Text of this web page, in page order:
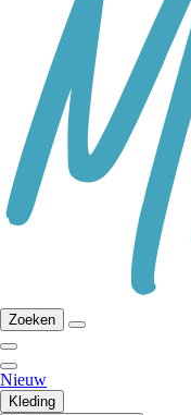
Zoeken
Nieuw
Kleding